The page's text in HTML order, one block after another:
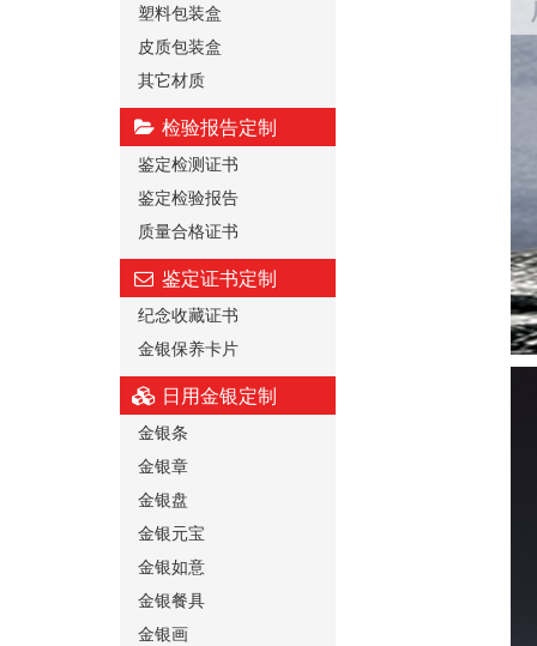
塑料包装盒
皮质包装盒
其它材质
检验报告定制
鉴定检测证书
鉴定检验报告
质量合格证书
鉴定证书定制
纪念收藏证书
金银保养卡片
日用金银定制
金银条
金银章
金银盘
金银元宝
金银如意
金银餐具
金银画